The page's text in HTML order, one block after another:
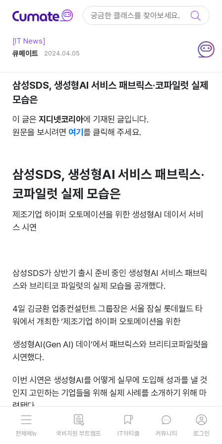
메인 메뉴 바로가기
IT아티클
[IT News]
작성자
큐메이트 작성일
2024.04.05
삼성SDS, 생성형AI 서비스 패브릭스·코파일럿 실제
모습은
이 글은 지디넷코리아에 기재된 글입니다.
원문을 보시려면 여기 를 클릭해 주세요.
삼성SDS, 생성형AI 서비스 패브릭스·
코파일럿 실제 모습은
제조기업 하이퍼 오토메이션을 위한 생성형AI 데이서 서비
스 시연
삼성SDS가 상반기 출시 준비 중인 생성형AI 서비스 패브릭
스와 브리티코 파일럿의 실제 모습을 공개했다.
4일 김긍환 업종컨설턴트 그룹장은 서울 잠실 롯데월드 타
워에서 개최한 ‘제조기업 하이퍼 오토메이션을 위한
생성형AI(Gen AI) 데이’에서 패브릭스와 브리티코파일럿을
시연했다.
이번 시연은 생성형AI를 어떻게 실무에 도입해 성과를 낼 것
인지 고민하는 기업들을 위해 실제 사례를 소개하기 위해 마
련됐다.
시연하는 패브릭스와 브리티코 파일럿은 상반기 정식 출시
전체메뉴 국비지원 부트캠프 IT아티클 커뮤니티 로그인